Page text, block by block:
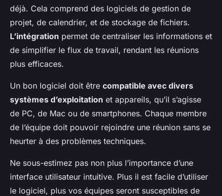
déjà. Cela comprend des logiciels de gestion de
projet, de calendrier, et de stockage de fichiers.
L’intégration permet de centraliser les informations et
de simplifier le flux de travail, rendant les réunions
plus efficaces.
Un bon logiciel doit être compatible avec divers
systèmes d’exploitation et appareils, qu’il s’agisse
de PC, de Mac ou de smartphones. Chaque membre
de l’équipe doit pouvoir rejoindre une réunion sans se
heurter à des problèmes techniques.
Ne sous-estimez pas non plus l’importance d’une
interface utilisateur intuitive. Plus il est facile d’utiliser
le logiciel, plus vos équipes seront susceptibles de